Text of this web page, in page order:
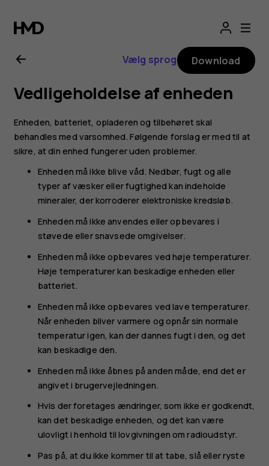
Brugervejledning
til
Nokia
8.1
Vælg sprog Download
Vedligeholdelse af enheden
Enheden, batteriet, opladeren og tilbehøret skal
behandles med varsomhed. Følgende forslag er med til at
sikre, at din enhed fungerer uden problemer.
Enheden må ikke blive våd. Nedbør, fugt og alle
typer af væsker eller fugtighed kan indeholde
mineraler, der korroderer elektroniske kredsløb.
Enheden må ikke anvendes eller opbevares i
støvede eller snavsede omgivelser.
Enheden må ikke opbevares ved høje temperaturer.
Høje temperaturer kan beskadige enheden eller
batteriet.
Enheden må ikke opbevares ved lave temperaturer.
Når enheden bliver varmere og opnår sin normale
temperatur igen, kan der dannes fugt i den, og det
kan beskadige den.
Enheden må ikke åbnes på anden måde, end det er
angivet i brugervejledningen.
Hvis der foretages ændringer, som ikke er godkendt,
kan det beskadige enheden, og det kan være
ulovligt i henhold til lovgivningen om radioudstyr.
Pas på, at du ikke kommer til at tabe, slå eller ryste